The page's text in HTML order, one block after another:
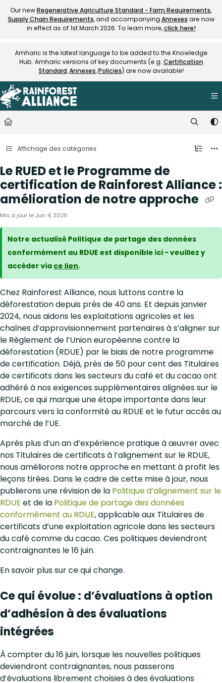
Documentation Index
Fetch the complete documentation index at:https://
Our newRegenerative Agriculture Standard - Farm Requirements,
Supply Chain Requirements, and accompanying Annexes are now
in effect as of 1st March 2026. To learn more,click here!
Amharic is the latest language to be added to the Knowledge
Hub. Amharic versions of key documents (e.g. Certification
Standard,Annexes,Policies) are now available!
Affichage des catégories
Le RUED et le Programme de
certification de Rainforest Alliance :
amélioration de notre approche
Mis à jour leJun 4, 2025
Notre actualisé Politique de partage des données
conformément au RDUE est disponible ici - veuillez y
accéder via ce lien.
Chez Rainforest Alliance, nous luttons contre la
déforestation depuis près de 40 ans. Et depuis janvier
2024, nous aidons les exploitations agricoles et les
chaînes d’approvisionnement partenaires à s’aligner sur
le Règlement de l’Union européenne contre la
déforestation (RDUE) par le biais de notre programme
de certification. Déjà, près de 50 pour cent des Titulaires
de certificats dans les secteurs du café et du cacao ont
adhéré à nos exigences supplémentaires alignées sur le
RDUE, ce qui marque une étape importante dans leur
parcours vers la conformité au RDUE et le futur accès au
marché de l’UE.
Après plus d’un an d’expérience pratique à œuvrer avec
nos Titulaires de certificats à l’alignement sur le RDUE,
nous améliorons notre approche en mettant à profit les
leçons tirées. Dans le cadre de cette mise à jour, nous
publierons une révision de la Politique d’alignement sur le
RDUE et de la Politique de partage des données
conformément au RDUE, applicable aux Titulaires de
certificats d’une exploitation agricole dans les secteurs
du café comme du cacao. Ces politiques deviendront
contraignantes le 16 juin.
En savoir plus sur ce qui change.
Ce qui évolue : d’évaluations à option
d’adhésion à des évaluations
intégrées
À compter du 16 juin, lorsque les nouvelles politiques
deviendront contraignantes, nous passerons
d’évaluations librement choisies à des évaluations